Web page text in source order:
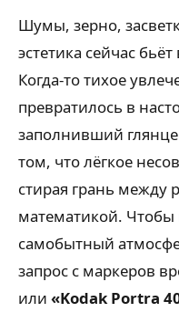
Шумы, зерно,
эстетика сейчас
Когда-то тихое
превратилось в
заполнивший
том, что лёгкое
стирая грань между
математикой. Чтобы
самобытный
запрос с маркеров
или «Kodak Portra